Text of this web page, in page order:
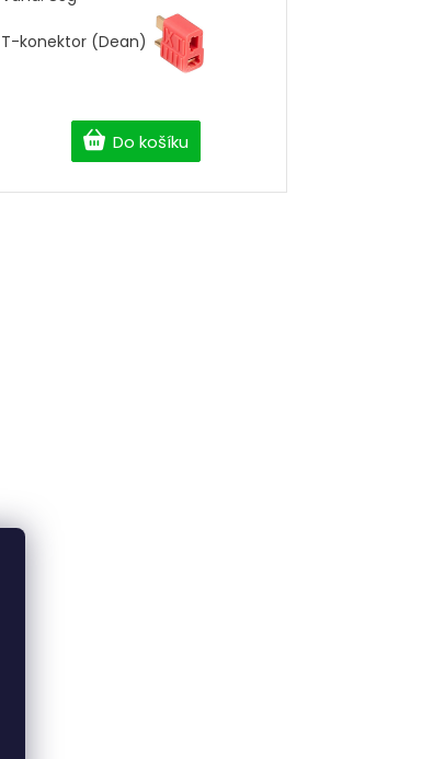
Do košíku
T-konektor (Dean)